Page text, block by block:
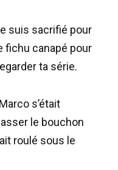
suis sacrifié pour
fichu canapé pour
ta série.
s’était
le bouchon
roulé sous le